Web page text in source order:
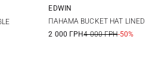
1 2
EDWIN
ПАНАМА BUCKET HAT LINED
2 000 ГРН4 000 ГРН-50%